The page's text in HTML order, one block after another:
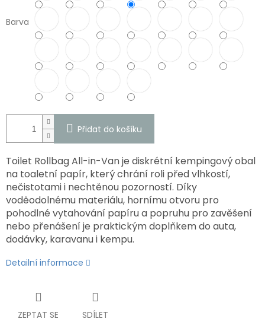
Barva
Přidat do košíku
Toilet Rollbag All-in-Van je diskrétní kempingový obal
na toaletní papír, který chrání roli před vlhkostí,
nečistotami i nechtěnou pozorností. Díky
voděodolnému materiálu, hornímu otvoru pro
pohodlné vytahování papíru a popruhu pro zavěšení
nebo přenášení je praktickým doplňkem do auta,
dodávky, karavanu i kempu.
Detailní informace
ZEPTAT SE SDÍLET